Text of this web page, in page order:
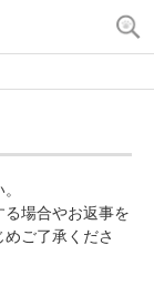
場合やお返事を
ご了承くださ